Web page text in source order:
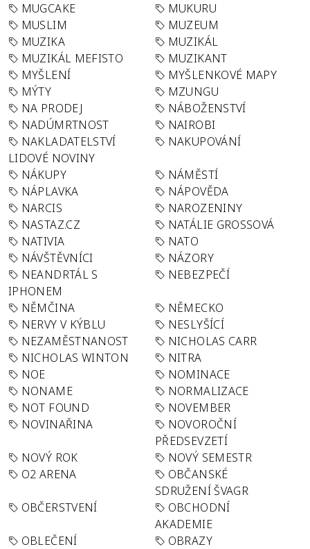
MUGCAKE
MUKURU
MUSLIM
MUZEUM
MUZIKA
MUZIKÁL
MUZIKÁL MEFISTO
MUZIKANT
MYŠLENÍ
MYŠLENKOVÉ MAPY
MÝTY
MZUNGU
NA PRODEJ
NÁBOŽENSTVÍ
NADÚMRTNOST
NAIROBI
NAKLADATELSTVÍ
LIDOVÉ NOVINY
NAKUPOVÁNÍ
NÁKUPY
NÁMĚSTÍ
NÁPLAVKA
NÁPOVĚDA
NARCIS
NAROZENINY
NASTAZ.CZ
NATÁLIE GROSSOVÁ
NATIVIA
NATO
NÁVŠTĚVNÍCI
NÁZORY
NEANDRTÁL S
IPHONEM
NEBEZPEČÍ
NĚMČINA
NĚMECKO
NERVY V KÝBLU
NESLYŠÍCÍ
NEZAMĚSTNANOST
NICHOLAS CARR
NICHOLAS WINTON
NITRA
NOE
NOMINACE
NONAME
NORMALIZACE
NOT FOUND
NOVEMBER
NOVINAŘINA
NOVOROČNÍ
PŘEDSEVZETÍ
NOVÝ ROK
NOVÝ SEMESTR
O2 ARENA
OBČANSKÉ
SDRUŽENÍ ŠVAGR
OBČERSTVENÍ
OBCHODNÍ
AKADEMIE
OBLEČENÍ
OBRAZY